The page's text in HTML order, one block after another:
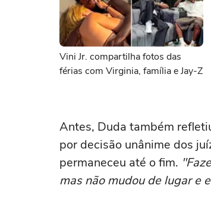
Vini Jr. compartilha fotos das
férias com Virginia, família e Jay-Z
Antes, Duda também
por decisão unânime dos
permaneceu até o fim.
mas não mudou de lugar e